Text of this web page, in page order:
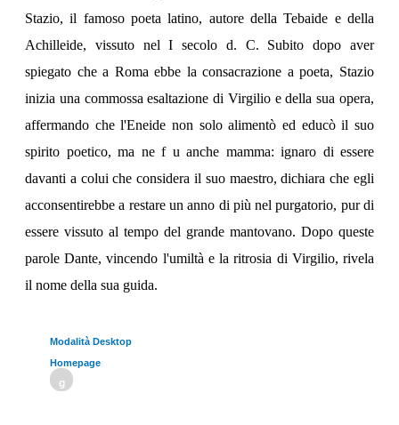
Stazio, il famoso poeta latino, autore della Tebaide e della
Achilleide, vissuto nel I secolo d. C. Subito dopo aver
spiegato che a Roma ebbe la consacrazione a poeta, Stazio
inizia una commossa esaltazione di Virgilio e della sua opera,
affermando che l'Eneide non solo alimentò ed educò il suo
spirito poetico, ma ne f u anche mamma: ignaro di essere
davanti a colui che considera il suo maestro, dichiara che egli
acconsentirebbe a restare un anno di più nel purgatorio, pur di
essere vissuto al tempo del grande mantovano. Dopo queste
parole Dante, vincendo l'umiltà e la ritrosia di Virgilio, rivela
il nome della sua guida.
Modalità Desktop
Homepage
g